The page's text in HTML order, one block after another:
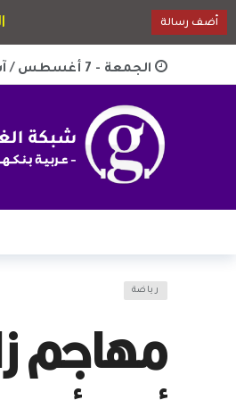
الجمعة - 7 أغسطس / آب 2026
رياضة
مهاجم